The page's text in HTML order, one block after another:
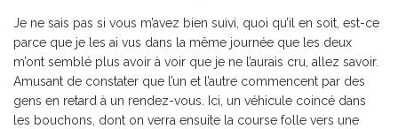
Je ne sais pas si vous m’avez bien suivi, quoi qu’il en soit, est-ce
parce que je les ai vus dans la même journée que les deux
m’ont semblé plus avoir à voir que je ne l’aurais cru, allez savoir.
Amusant de constater que l’un et l’autre commencent par des
gens en retard à un rendez-vous. Ici, un véhicule coincé dans
les bouchons, dont on verra ensuite la course folle vers une